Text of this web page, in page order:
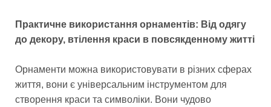
Практичне використання орнаментів: Від одягу
до декору, втілення краси в повсякденному житті
Орнаменти можна використовувати в різних сферах
життя, вони є універсальним інструментом для
створення краси та символіки. Вони чудово